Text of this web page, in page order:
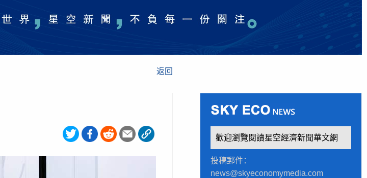
返回
歡迎瀏覽閱讀星空經濟新聞華文網
投稿郵件：
news@skyeconomymedia.com